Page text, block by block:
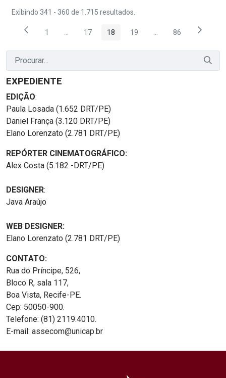
Exibindo 341 - 360 de 1.715 resultados.
Página
1 Páginas intermediárias Usar ABA para navegar.
Página
17 Página
18 Página
19 PáginasPágina
86
EXPEDIENTE
EDIÇÃO:
Paula Losada (1.652 DRT/PE)
Daniel França (3.120 DRT/PE)
Elano Lorenzato (2.781 DRT/PE)
REPÓRTER CINEMATOGRÁFICO:
Alex Costa (5.182 -DRT/PE)
DESIGNER:
Java Araújo
WEB DESIGNER:
Elano Lorenzato (2.781 DRT/PE)
CONTATO:
Rua do Príncipe, 526,
Bloco R, sala 117,
Boa Vista, Recife-PE.
Cep: 50050-900.
Telefone: (81) 2119.4010.
E-mail: assecom@unicap.br